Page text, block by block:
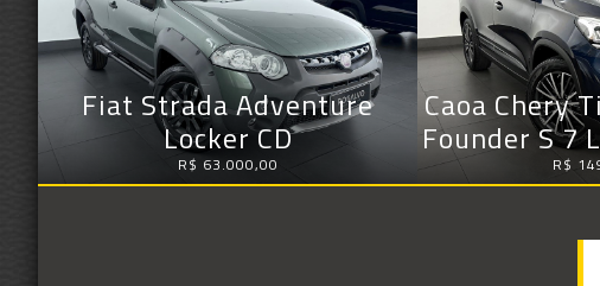
Fiat Strada Adventure
Locker CD
R$ 63.000,00
Caoa Chery
Founder S 7
R$